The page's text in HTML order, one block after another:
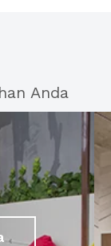
Anda